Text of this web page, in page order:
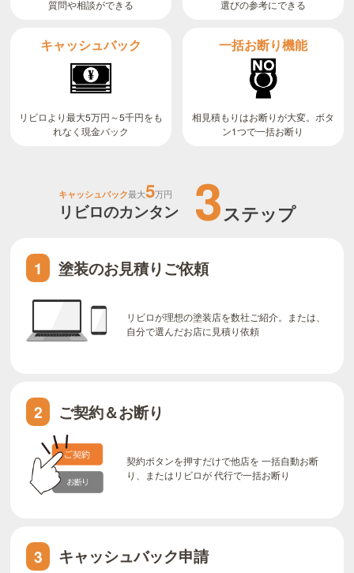
質問や相談ができる 選びの参考にできる
キャッシュバック
リビロより最大5万円～5千円をも
れなく現金バック
一括お断り機能
相見積もりはお断りが大変。ボタ
ン1つで一括お断り
キャッシュバック最大5万円
リビロのカンタン 3ステップ
1 塗装のお見積りご依頼
リビロが理想の塗装店を数社ご紹介。または、
自分で選んだお店に見積り依頼
2 ご契約＆お断り
契約ボタンを押すだけで他店を 一括自動お断
り、またはリビロが 代行で一括お断り
3 キャッシュバック申請